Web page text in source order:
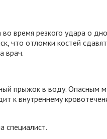
время резкого удара о
что отломки костей
врач.
прыжок в воду. Опасным
к внутреннему
специалист.